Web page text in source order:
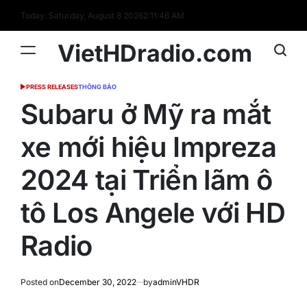
content
Today: Saturday, August 8 20262:11:47 AM
VietHDradio.com
POSTED
PRESS RELEASESTHÔNG BÁO
Subaru ở Mỹ ra mắt
xe mới hiệu Impreza
2024 tại Triển lãm ô
tô Los Angele với HD
Radio
Posted onDecember 30, 2022 byadminVHDR